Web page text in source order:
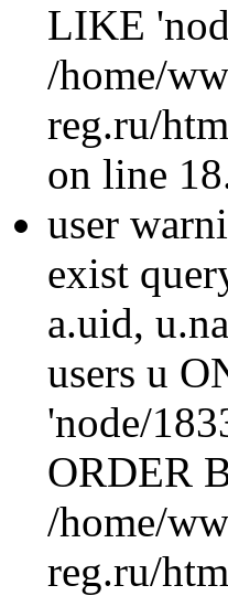
LIKE
/home/
reg.ru/
on line
user
exist
a.uid,
users u
'node/
ORDER
/home/
reg.ru/